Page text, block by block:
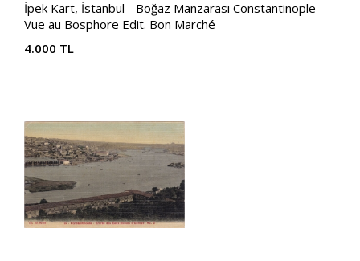
İpek Kart, İstanbul - Boğaz Manzarası Constantinople -
Vue au Bosphore Edit. Bon Marché
4.000 TL